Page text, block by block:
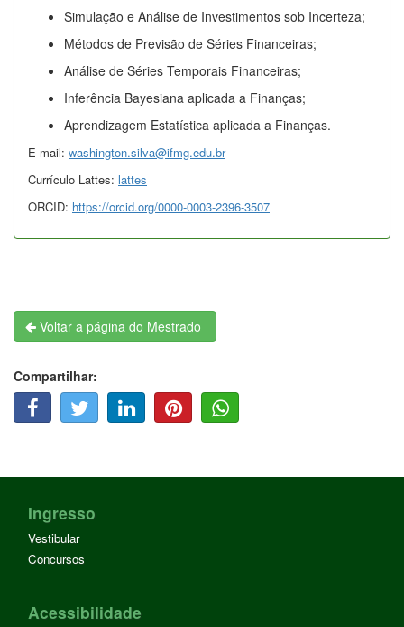
Simulação e Análise de Investimentos sob Incerteza;
Métodos de Previsão de Séries Financeiras;
Análise de Séries Temporais Financeiras;
Inferência Bayesiana aplicada a Finanças;
Aprendizagem Estatística aplicada a Finanças.
E-mail: washington.silva@ifmg.edu.br
Currículo Lattes: lattes
ORCID: https://orcid.org/0000-0003-2396-3507
Voltar a página do Mestrado
Compartilhar:
A
B
O
K
W
T
R
I
E
I
E
W
H
T
Ingresso
Vestibular
Concursos
Acessibilidade